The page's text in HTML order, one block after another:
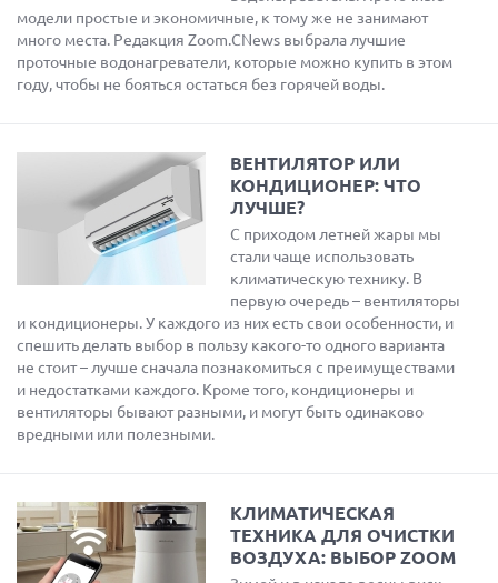
модели простые и экономичные, к тому же не занимают
много места. Редакция Zoom.CNews выбрала лучшие
проточные водонагреватели, которые можно купить в этом
году, чтобы не бояться остаться без горячей воды.
ВЕНТИЛЯТОР ИЛИ
КОНДИЦИОНЕР: ЧТО
ЛУЧШЕ?
С приходом летней жары мы
стали чаще использовать
климатическую технику. В
первую очередь – вентиляторы
и кондиционеры. У каждого из них есть свои особенности, и
спешить делать выбор в пользу какого-то одного варианта
не стоит – лучше сначала познакомиться с преимуществами
и недостатками каждого. Кроме того, кондиционеры и
вентиляторы бывают разными, и могут быть одинаково
вредными или полезными.
КЛИМАТИЧЕСКАЯ
ТЕХНИКА ДЛЯ ОЧИСТКИ
ВОЗДУХА: ВЫБОР ZOOM